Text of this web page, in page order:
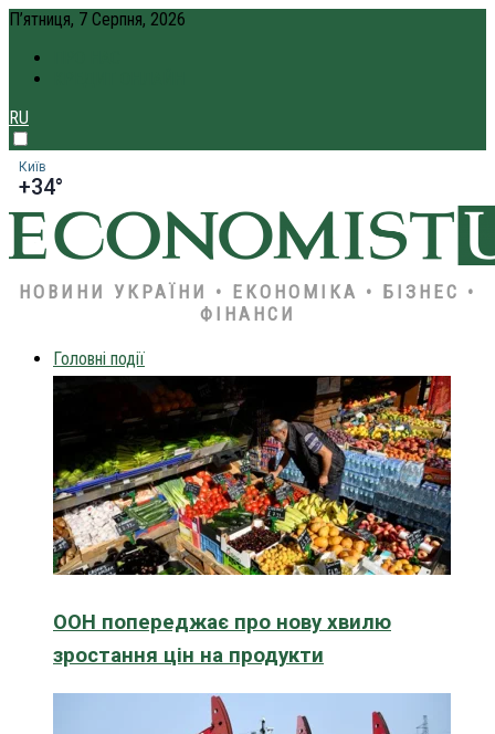
П’ятниця, 7 Серпня, 2026
RU
Київ
+34°
НОВИНИ УКРАЇНИ • ЕКОНОМІКА • БІЗНЕС •
ФІНАНСИ
Головні події
ООН попереджає про нову хвилю
зростання цін на продукти